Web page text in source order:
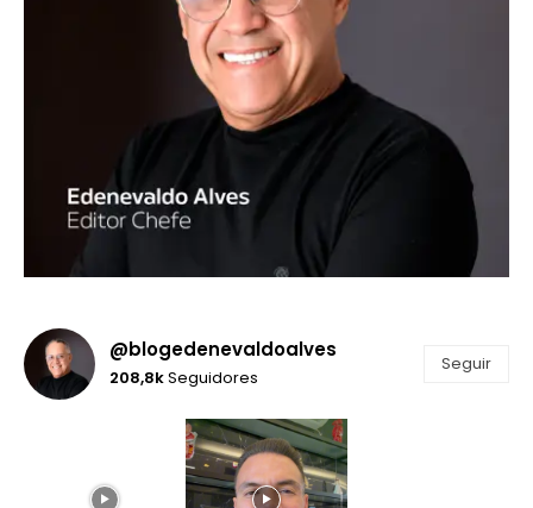
@blogedenevaldoalves
208,8kSeguidores
Seguir